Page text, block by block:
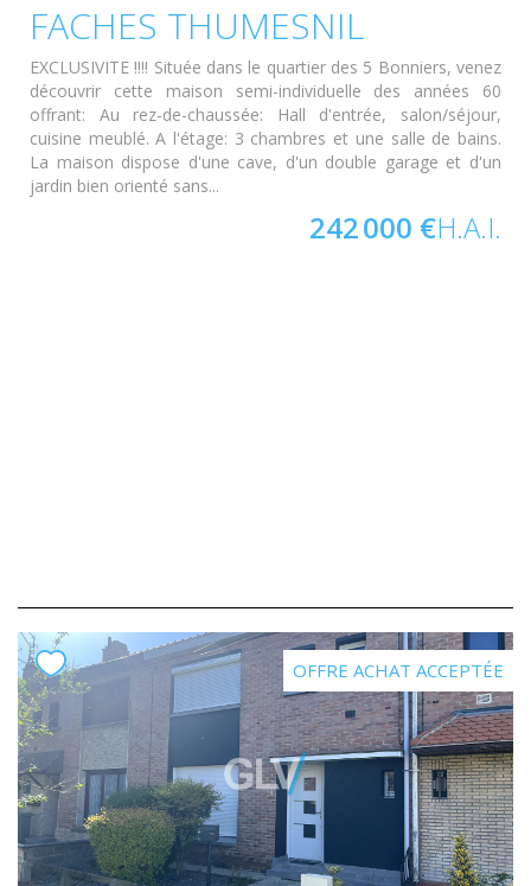
FACHES THUMESNIL
EXCLUSIVITE !!!! Située dans le quartier des 5 Bonniers, venez
découvrir cette maison semi-individuelle des années 60
offrant: Au rez-de-chaussée: Hall d'entrée, salon/séjour,
cuisine meublé. A l'étage: 3 chambres et une salle de bains.
La maison dispose d'une cave, d'un double garage et d'un
jardin bien orienté sans...
242 000 €H.A.I.
OFFRE ACHAT ACCEPTÉE